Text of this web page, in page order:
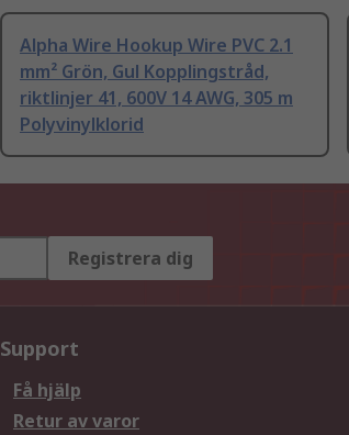
Alpha Wire Hookup Wire PVC 2.1
mm² Grön, Gul Kopplingstråd,
riktlinjer 41, 600V 14 AWG, 305 m
Polyvinylklorid
Registrera dig
Support
Få hjälp
Retur av varor